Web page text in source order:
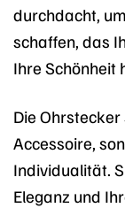
durchdacht,
schaffen, das
Ihre Schönheit
Die
Accessoire,
Individualität.
Eleganz und